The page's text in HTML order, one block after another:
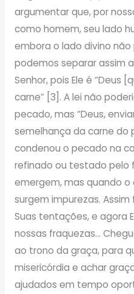
argumentar que, por
como homem, seu lado
embora o lado divino não
podemos separar assim
Senhor, pois Ele é “Deus
carne” [3]. A lei não
pecado, mas “Deus,
semelhança da carne do
condenou o pecado na
refinado ou testado pelo
emergem, mas quando
surgem impurezas.
Suas tentações, e agora
nossas fraquezas…
ao trono da graça, para
misericórdia e achar
ajudados em tempo